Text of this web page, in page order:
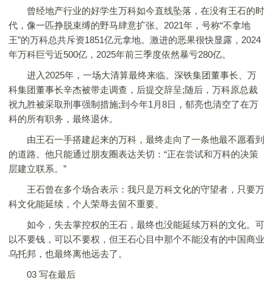
曾经地产行业的好学生万科如今直线坠落，在没有王石的时
代，像一匹挣脱束缚的野马肆意扩张。2021年，号称“不拿地
王”的万科总共斥资1851亿元拿地。激进的恶果很快显露，2024
年万科巨亏近500亿，2025年前三季度依然暴亏280亿。
进入2025年，一场大清算最终来临。深铁集团董事长、万
科集团董事长辛杰被带走调查，后提交辞呈;随后，万科原总裁
祝九胜被采取刑事强制措施;到今年1月8日，郁亮也清空了在万
科的所有职务，最终退休。
由王石一手搭建起来的万科，最终走向了一条他最不愿看到
的道路。他只能通过朋友圈表达关切：“正在尝试和万科的决策
层建立联系。”
王石曾在多个场合表示：我只是万科文化的守望者，只要万
科文化能延续，个人荣辱去留不重要。
如今，失去掌控权的王石，最终也没能延续万科的文化。可
以不要钱，可以不要权，但王石心目中那个不能没有的中国商业
乌托邦，也最终离他远去了。
03 写在最后